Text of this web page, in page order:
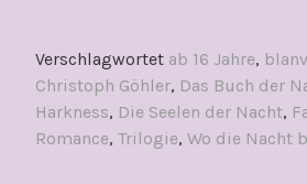
Verschlagwortet ab 16 Jahre,
Christoph Göhler, Das Buch der
Harkness, Die Seelen der Nacht,
Romance, Trilogie, Wo die Nacht